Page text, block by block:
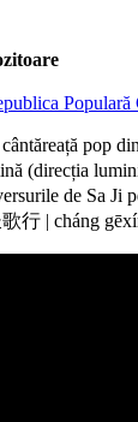
Populară
cântăreață pop
(direcția
de Sa Ji
行 | cháng